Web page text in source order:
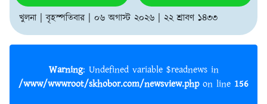
খুলনা | বৃহস্পতিবার | ০৬ অগাস্ট ২০২৬ | ২২ শ্রাবণ ১৪৩৩
Warning : Undefined variable $readnews in
/www/wwwroot/skhobor.com/newsview.phpon line 156